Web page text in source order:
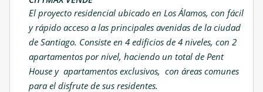
El proyecto residencial ubicado en Los Álamos, con fácil
y rápido acceso a las principales avenidas de la ciudad
de Santiago. Consiste en 4 edificios de 4 niveles, con 2
apartamentos por nivel, haciendo un total de Pent
House y apartamentos exclusivos, con áreas comunes
para el disfrute de sus residentes.